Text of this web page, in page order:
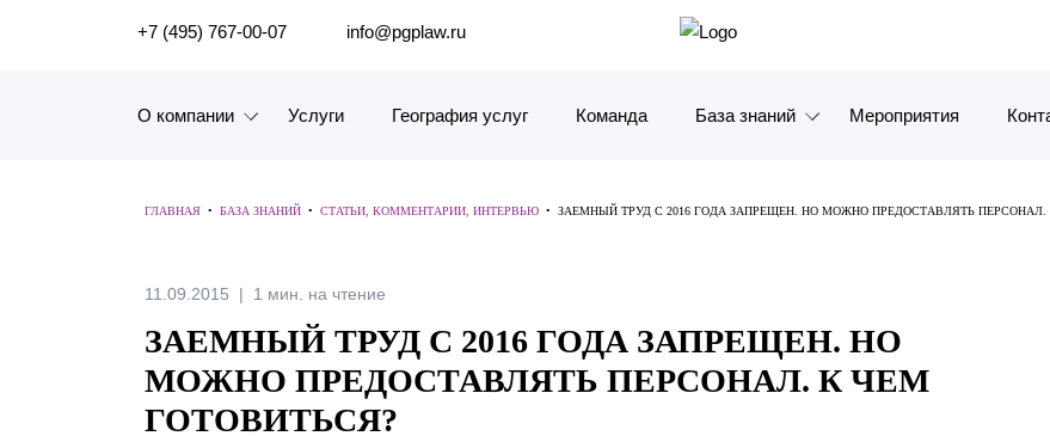
ПОИСК ПО САЙТУ
+7 (495) 767-00-07 info@pgplaw.ru
О компании
Наш опыт
Рейтинги, Награды, Цифры
Услуги География услуг Команда База знаний
Видео
Мероприятия
ГЛАВНАЯ • БАЗА ЗНАНИЙ • СТАТЬИ, КОММЕНТАРИИ, ИНТЕРВЬЮ • ЗАЕМНЫЙ ТРУД С 2016 ГОДА ЗАПРЕЩЕН. НО МОЖНО ПРЕДОСТАВЛЯТЬ ПЕРСОНАЛ.
11.09.2015 1 мин. на чтение
ЗАЕМНЫЙ ТРУД С 2016 ГОДА ЗАПРЕЩЕН. НО
МОЖНО ПРЕДОСТАВЛЯТЬ ПЕРСОНАЛ. К ЧЕМ
ГОТОВИТЬСЯ?